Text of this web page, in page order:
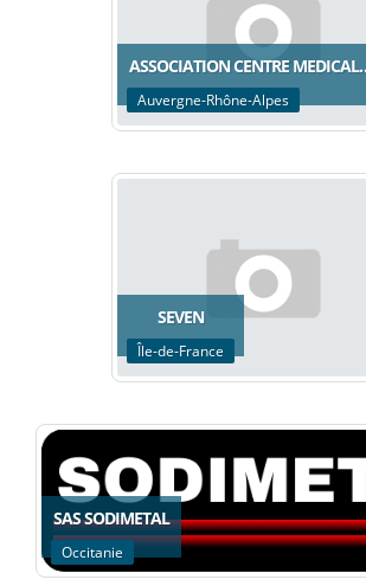
ASSOCIATION CENTRE
Auvergne-Rhône-Alpes
SEVEN
Île-de-France
SAS SODIMETAL
Occitanie